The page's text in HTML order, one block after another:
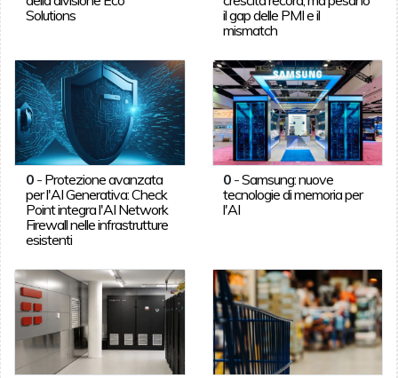
Solutions
il gap delle PMI e il
mismatch
0- Protezione avanzata
per l'AI Generativa: Check
Point integra l'AI Network
Firewall nelle infrastrutture
esistenti
0 -Samsung: nuove
tecnologie di memoria per
l'AI